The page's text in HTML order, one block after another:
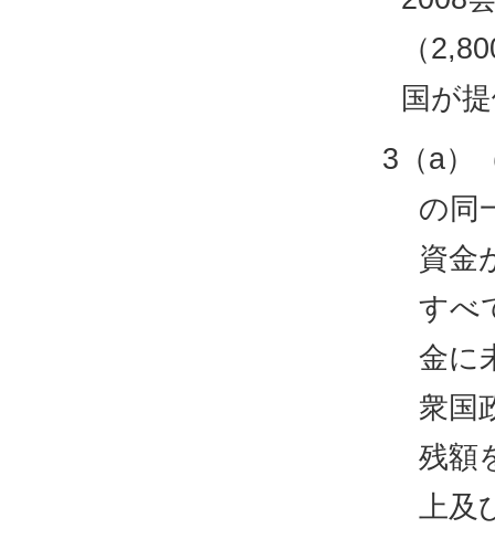
（
国が
3（a）
の同
資金
すべ
金に
衆国
残額
上及